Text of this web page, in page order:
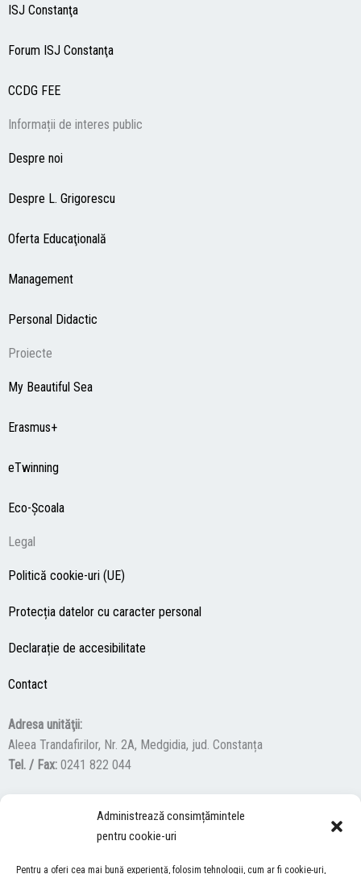
Administrează consimțămintele
pentru cookie-uri
Pentru a oferi cea mai bună experiență, folosim tehnologii, cum ar fi cookie-uri,
ISJ Constanţa
Forum ISJ Constanţa
CCDG FEE
Informații de interes public
Despre noi
Despre L. Grigorescu
Oferta Educaţională
Management
Personal Didactic
Proiecte
My Beautiful Sea
Erasmus+
eTwinning
Eco-Şcoala
Legal
Politică cookie-uri (UE)
Protecția datelor cu caracter personal
Declarație de accesibilitate
Contact
Adresa unităţii:
Aleea Trandafirilor, Nr. 2A, Medgidia, jud. Constanța
Tel. / Fax: 0241 822 044
F
a
c
Y
u
I
s